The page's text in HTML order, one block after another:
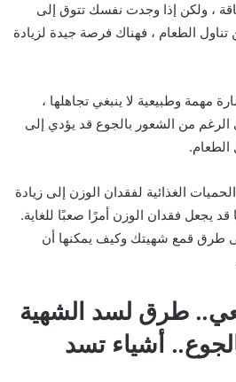
، ولكن إذا وجدت نفسك تتوق إلى
الطعام ، فهناك فرصة جيدة لزيادة
مهمة وطبيعية لا ينبغي تجاهلها ،
الرغم من الشعور بالجوع قد يؤدي إلى
الطعام.
الغذائية لفقدان الوزن إلى زيادة
يجعل فقدان الوزن أمرًا صعبًا للغاية.
طرق قمع شهيتك وكيف يمكنها أن
طرق لسد الشهية
أشياء تسد